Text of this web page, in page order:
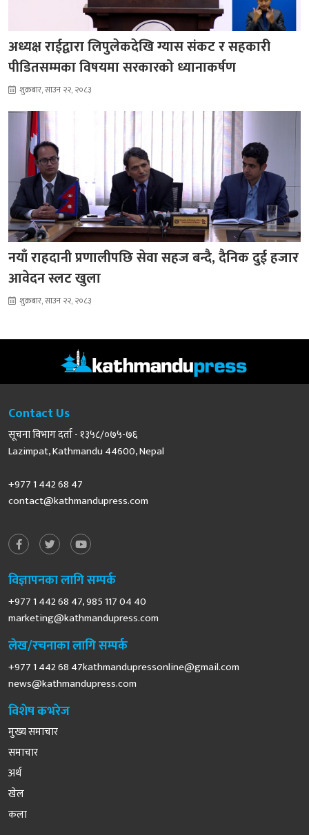
अध्यक्ष राईद्वारा लिपुलेकदेखि ग्यास संकट र सहकारी
पीडितसम्मका विषयमा सरकारको ध्यानाकर्षण
शुक्रबार, साउन २२, २०८३
नयाँ राहदानी प्रणालीपछि सेवा सहज बन्दै, दैनिक दुई हजार
आवेदन स्लट खुला
शुक्रबार, साउन २२, २०८३
Contact Us
सूचना विभाग दर्ता - १३५८/०७५-७६
Lazimpat, Kathmandu 44600, Nepal
+977 1 442 68 47
contact@kathmandupress.com
विज्ञापनका लागि सम्पर्क
+977 1 442 68 47, 985 117 04 40
marketing@kathmandupress.com
लेख/रचनाका लागि सम्पर्क
+977 1 442 68 47kathmandupressonline@gmail.com
news@kathmandupress.com
विशेष कभरेज
मुख्य समाचार
समाचार
अर्थ
खेल
कला